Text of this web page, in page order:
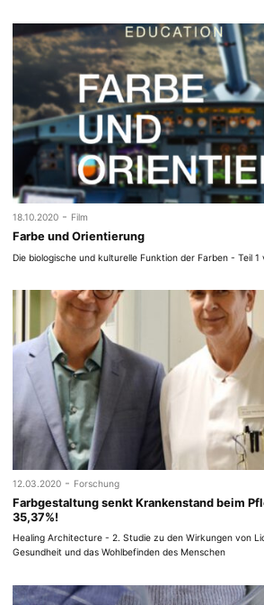
18.10.2020 - Film
Farbe und Orientierung
Die biologische und kulturelle Funktion der Farben - Teil 1
12.03.2020 - Forschung
Farbgestaltung senkt Krankenstand beim
35,37%!
Healing Architecture - 2. Studie zu den Wirkungen von
Gesundheit und das Wohlbefinden des Menschen